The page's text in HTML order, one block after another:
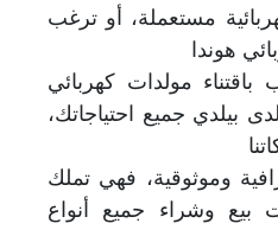
مستعملة، أو ترغب
هوندا
مولدات كهربائي
بيلدي جميع احتياجاتك،
وموثوقية، فهي تملك
بيع وشراء جميع أنواع